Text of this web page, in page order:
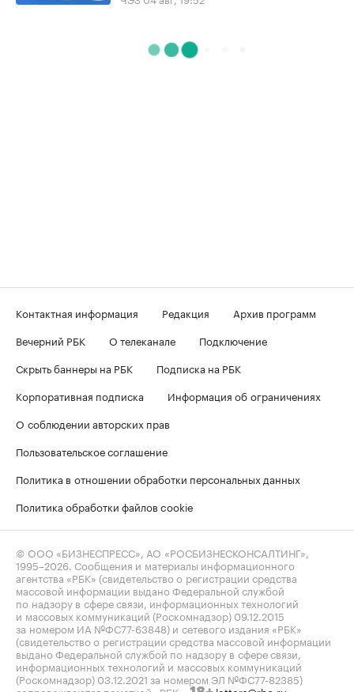
Контактная информация Редакция
Архив программ
Вечерний РБК
О телеканале
Подключение
Скрыть баннеры на РБК
Подписка на РБК
Корпоративная подписка
Информация об ограничениях
О соблюдении авторских прав
Пользовательское соглашение
Политика в отношении обработки персональных данных
Политика обработки файлов cookie
© ООО «БИЗНЕСПРЕСС», АО «РОСБИЗНЕСКОНСАЛТИНГ»,
1995–2026 . Сообщения и материалы информационного
агентства «РБК» (свидетельство о регистрации средства
массовой информации выдано Федеральной службой
по надзору в сфере связи, информационных технологий
и массовых коммуникаций (Роскомнадзор) 09.12.2015
за номером ИА №ФС77-63848) и сетевого издания «РБК»
(свидетельство о регистрации средства массовой информации
выдано Федеральной службой по надзору в сфере связи,
информационных технологий и массовых коммуникаций
(Роскомнадзор) 03.12.2021 за номером ЭЛ №ФС77-82385)